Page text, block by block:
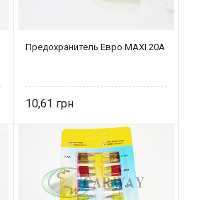
Предохранитель Eвро MAXI 20A
10,61